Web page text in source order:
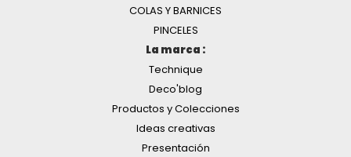
COLAS Y BARNICES
PINCELES
La marca :
Technique
Deco'blog
Productos y Colecciones
Ideas creativas
Presentación